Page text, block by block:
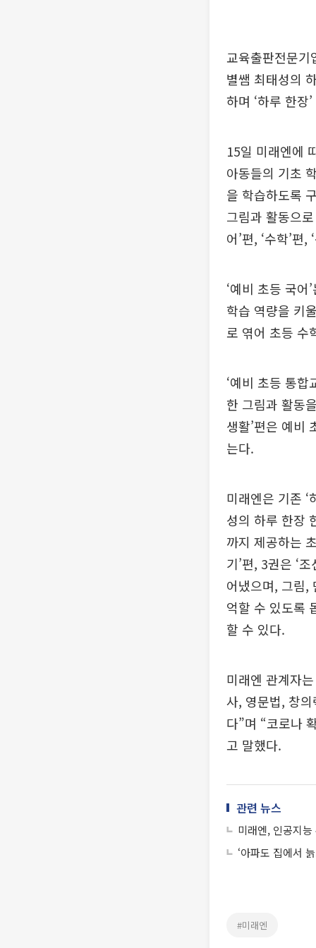
교육출판전문기
별쌤 최태성의
하며 ‘하루 한장
15일 미래엔에
아동들의 기초
을 학습하도록
그림과 활동으
어’편, ‘수학’편
‘예비 초등 국
학습 역량을 키
로 엮어 초등 수
‘예비 초등 통합
한 그림과 활동
생활’편은 예비
는다.
미래엔은 기존 ‘
성의 하루 한장
까지 제공하는
기’편, 3권은 ‘
어냈으며, 그림,
억할 수 있도록
할 수 있다.
미래엔 관계자
사, 영문법, 창
다”며 “코로나
고 말했다.
관련 뉴스
미래엔, 인공지능
‘아파도 집에서
#미래엔